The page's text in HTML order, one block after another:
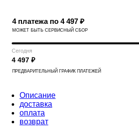
4 платежа по 4 497 ₽
МОЖЕТ БЫТЬ СЕРВИСНЫЙ СБОР
Сегодня
4 497 ₽
ПРЕДВАРИТЕЛЬНЫЙ ГРАФИК ПЛАТЕЖЕЙ
Описание
доставка
оплата
возврат